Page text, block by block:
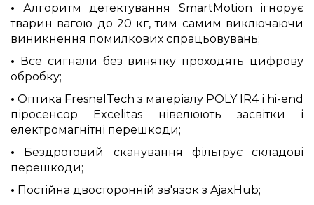
•
Алгоритм детектування SmartMotion ігнорує
тварин вагою до 20 кг, тим самим виключаючи
виникнення помилкових спрацьовувань;
•
Все сигнали без винятку проходять цифрову
обробку;
• Оптика FresnelTech з матеріалу POLY IR4 і hi-end
піросенсор Excelitas нівелюють засвітки і
електромагнітні перешкоди;
•
Бездротовий сканування фільтрує складові
перешкоди;
• Постійна двосторонній зв'язок з AjaxHub;